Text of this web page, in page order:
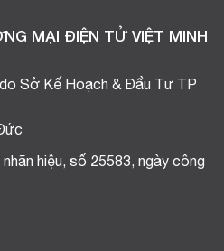
MẠI ĐIỆN TỬ VIỆT MINH
Sở Kế Hoạch & Đầu Tư TP
hiệu, số 25583, ngày công